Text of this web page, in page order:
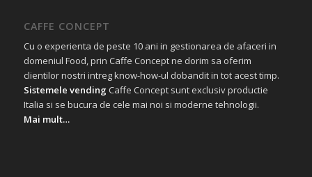
CAFFE CONCEPT
Cu o experienta de peste 10 ani in gestionarea de afaceri in
domeniul Food, prin Caffe Concept ne dorim sa oferim
clientilor nostri intreg know-how-ul dobandit in tot acest timp.
Sistemele vending Caffe Concept sunt exclusiv productie
Italia si se bucura de cele mai noi si moderne tehnologii.
Mai mult…